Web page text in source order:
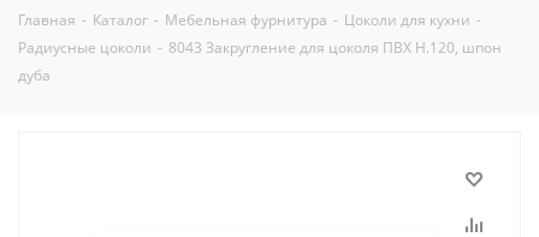
Главная - Каталог - Мебельная фурнитура - Цоколи для кухни -
Радиусные цоколи - 8043 Закругление для цоколя ПВХ Н.120, шпон
дуба